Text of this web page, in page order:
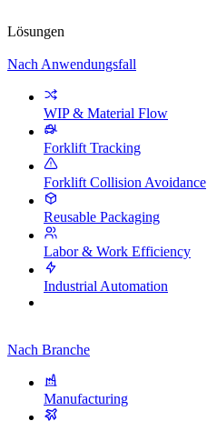
Lösungen
Nach Anwendungsfall
WIP & Material Flow
Forklift Tracking
Forklift Collision Avoidance
Reusable Packaging
Labor & Work Efficiency
Industrial Automation
Nach Branche
Manufacturing